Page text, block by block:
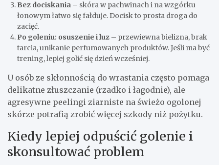
Bez dociskania – skóra w pachwinach i na wzgórku
łonowym łatwo się fałduje. Docisk to prosta droga do
zacięć.
Po goleniu: osuszenie i luz – przewiewna bielizna, brak
tarcia, unikanie perfumowanych produktów. Jeśli ma być
trening, lepiej golić się dzień wcześniej.
U osób ze skłonnością do wrastania często pomaga
delikatne złuszczanie (rzadko i łagodnie), ale
agresywne peelingi ziarniste na świeżo ogolonej
skórze potrafią zrobić więcej szkody niż pożytku.
Kiedy lepiej odpuścić golenie i
skonsultować problem